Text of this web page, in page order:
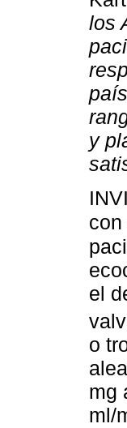
los
y
el
o
mg
ml/